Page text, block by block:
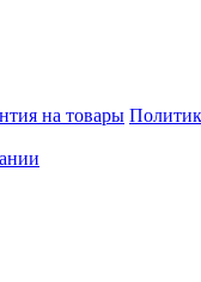
на товары